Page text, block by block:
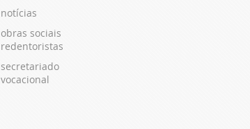
notícias
obras sociais
redentoristas
secretariado
vocacional